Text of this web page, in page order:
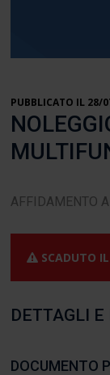
PUBBLICATO IL 28/
AFFIDAMENTO
SCADUTO IL
DETTAGLI
DOCUMENTO